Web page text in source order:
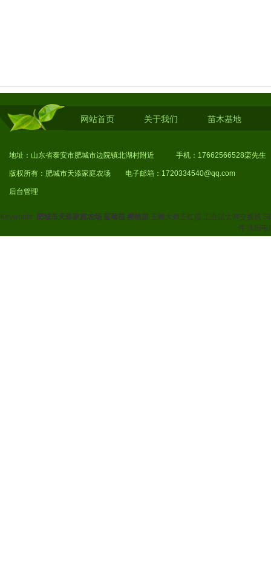
1
网站首页 关于我们 苗木基地
地址：山东省泰安市肥城市边院镇北湖村附近 手机：17662566528栾先生
版权所有：肥城市天添家庭农场 电子邮箱：1720334540@qq.com
后台管理
Keywords: 肥城市天添家庭农场 蓝莓苗 樱桃苗 玉雕大师王红霞 工业以太网交换机
件 沈阳电